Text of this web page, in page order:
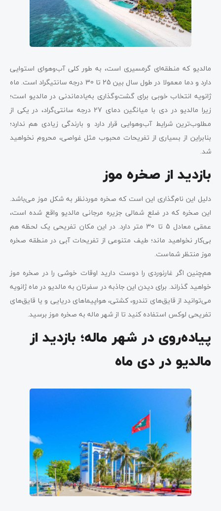
مالدیو که منطقه‌ای گرمسیری است، به طور کلی آب‌وهوای استوایی
دارد و دما معمولا در طول سال بین 25 تا 30 درجه سانتیگراد است. ماه
ژانویه انتخاب خوبی برای گشت‌وگذاری به‌یادماندنی در مالدیو است؛
زیرا مالدیو در دی با میانگین دمای 27 درجه سانتی‌گراد، در یکی از
مطلوب‌ترین شرایط آب‌وهوایی قرار دارد و بارندگی زیادی هم ندارد؛
بنابراین از بسیاری از تفریحات محبوب مثل غواصی، محروم نخواهید
شد.
بازدید از صخره موز
دلیل این نام‌گذاری این است که صخره موردنظر به شکل موز می‌باشد.
این صخره که در ضلع شمالی جزیره مرجانی مالدیو واقع شده است،
عمقی معادل 5 تا 30 متر دارد. در این مکان تفریحی یک لحظه هم
بی‌کار نخواهید ماند؛ طیف متنوعی از تفریحات آبی در منطقه صخره
موز منتظر شماست.
هم‌چنین اگر غارنوردی را دوست دارید اوقات خوشی را در صخره موز
خواهید گذراند. برای دیدن این جاذبه در سفرتان به مالدیو در ماه ژانویه
می‌توانید از قایق‌های تندرو، کشتی، هواپیماهای دریایی و یا قایق‌های
تفریحی لوکس استفاده کنید تا از شهر ماله به صخره موز برسید.
پیاده‌روی در شهر ماله؛ بازدید از
مالدیو در دی ماه